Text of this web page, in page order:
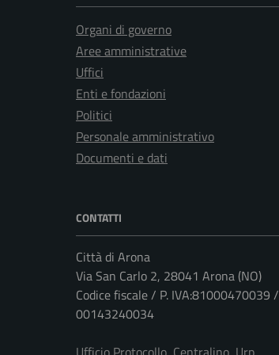
Organi di governo
Aree amministrative
Uffici
Enti e fondazioni
Politici
Personale amministrativo
Documenti e dati
CONTATTI
Città di Arona
Via San Carlo 2, 28041 Arona (NO)
Codice fiscale / P. IVA:81000470039 /
00143240034